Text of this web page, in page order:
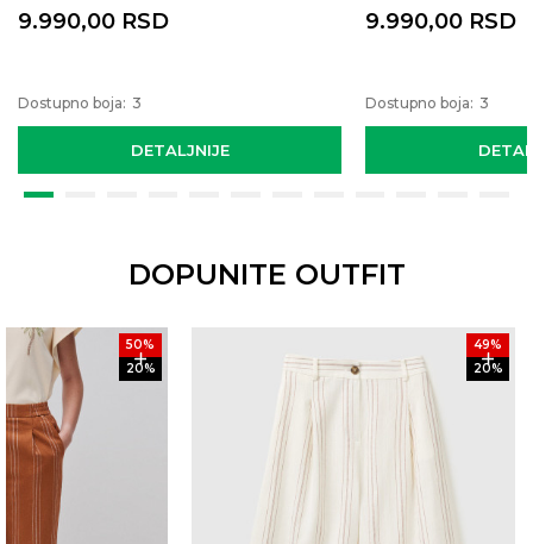
DETALJNIJE
9.990,00 RSD
Dostupno boja: 3
9.990,00 RSD
Dostupno boja: 3
DOPUNITE OUTFIT
50%
20%
49%
20%